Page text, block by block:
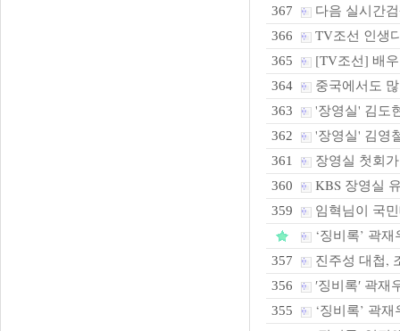
367 다음 실시간
366 TV조선 인생
365 [TV조선] 배
364 중국에서도
363 '장영실' 김도
362 '장영실' 김영
361 장영실 첫회
360 KBS 장영실
359
임혁님이 국
‘징비록’ 곽
357 진주성 대첩,
356 ′징비록′ 곽
355 ‘징비록’ 곽